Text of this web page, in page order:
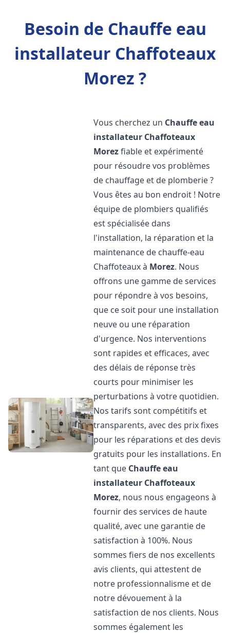
Besoin de Chauffe eau
installateur Chaffoteaux
Morez ?
Vous cherchez un Chauffe eau
installateur Chaffoteaux
Morezfiable et expérimenté
pour résoudre vos problèmes
de chauffage et de plomberie ?
Vous êtes au bon endroit ! Notre
équipe de plombiers qualifiés
est spécialisée dans
l'installation, la réparation et la
maintenance de chauffe-eau
Chaffoteaux à Morez. Nous
offrons une gamme de services
pour répondre à vos besoins,
que ce soit pour une installation
neuve ou une réparation
d'urgence. Nos interventions
sont rapides et efficaces, avec
des délais de réponse très
courts pour minimiser les
perturbations à votre quotidien.
Nos tarifs sont compétitifs et
transparents, avec des prix fixes
pour les réparations et des devis
gratuits pour les installations. En
tant que Chauffe eau
installateur Chaffoteaux
Morez, nous nous engageons à
fournir des services de haute
qualité, avec une garantie de
satisfaction à 100%. Nous
sommes fiers de nos excellents
avis clients, qui attestent de
notre professionnalisme et de
notre dévouement à la
satisfaction de nos clients. Nous
sommes également les